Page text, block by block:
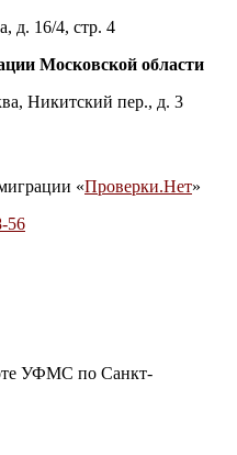
д. 16/4, стр. 4
Московской области
Никитский пер., д. 3
«Проверки.Нет»
56
УФМС по Санкт-